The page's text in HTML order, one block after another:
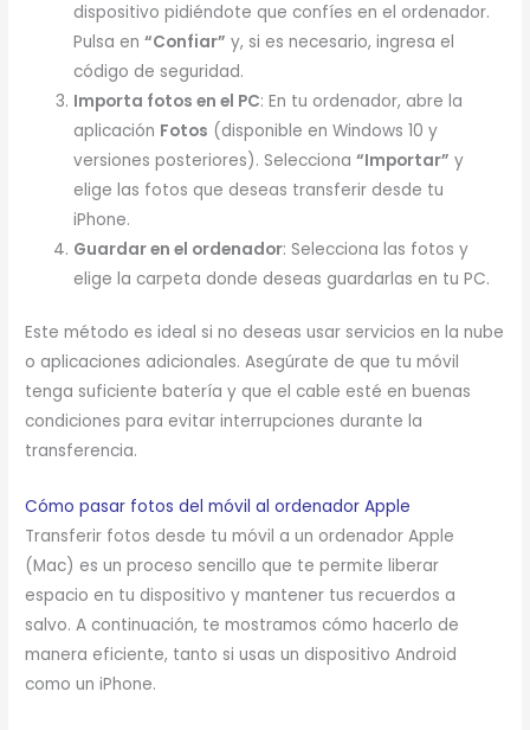
dispositivo pidiéndote que confíes en el ordenador.
Pulsa en“Confiar” y, si es necesario, ingresa el
código de seguridad.
Importa fotos en el PC: En tu ordenador, abre la
aplicación Fotos (disponible en Windows 10 y
versiones posteriores). Selecciona“Importar” y
elige las fotos que deseas transferir desde tu
iPhone.
Guardar en el ordenador: Selecciona las fotos y
elige la carpeta donde deseas guardarlas en tu PC.
Este método es ideal si no deseas usar servicios en la nube
o aplicaciones adicionales. Asegúrate de que tu móvil
tenga suficiente batería y que el cable esté en buenas
condiciones para evitar interrupciones durante la
transferencia.
Cómo pasar fotos del móvil al ordenador Apple
Transferir fotos desde tu móvil a un ordenador Apple
(Mac) es un proceso sencillo que te permite liberar
espacio en tu dispositivo y mantener tus recuerdos a
salvo. A continuación, te mostramos cómo hacerlo de
manera eficiente, tanto si usas un dispositivo Android
como un iPhone.